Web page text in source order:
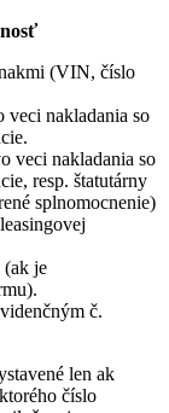
(VIN, číslo
veci nakladania so
veci nakladania so
resp. štatutárny
splnomocnenie)
(ak je
č.
len ak
číslo